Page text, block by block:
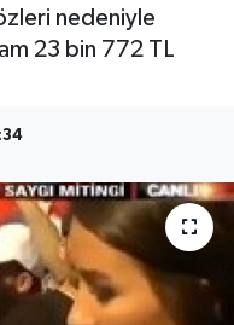
nedeniyle
23 bin 772 TL